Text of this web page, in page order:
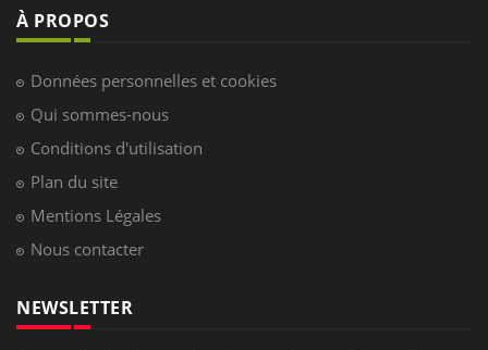
À PROPOS
Données personnelles et cookies
Qui sommes-nous
Conditions d'utilisation
Plan du site
Mentions Légales
Nous contacter
NEWSLETTER